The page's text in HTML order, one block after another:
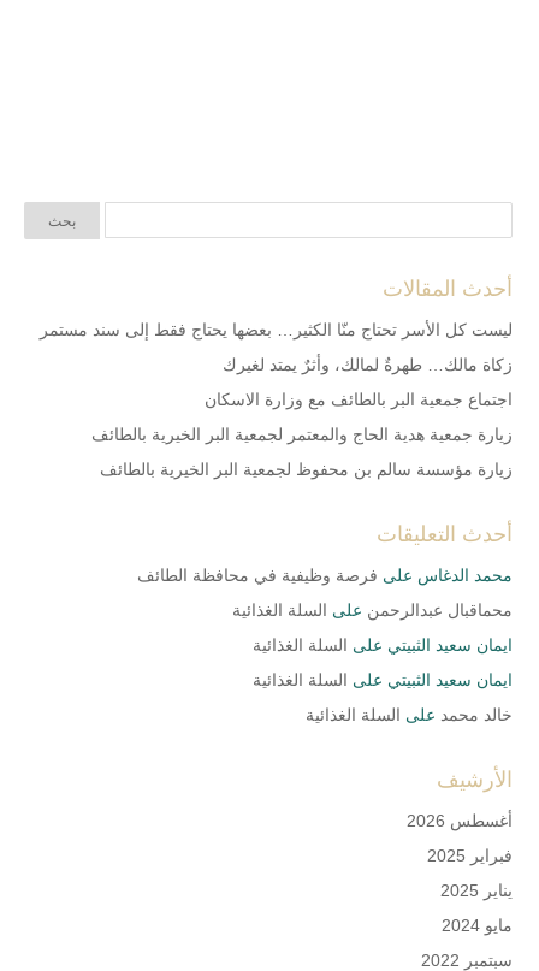
أحدث المقالات
ليست كل الأسر تحتاج منّا الكثير… بعضها يحتاج فقط إلى سند مستمر
زكاة مالك… طهرةٌ لمالك، وأثرٌ يمتد لغيرك
اجتماع جمعية البر بالطائف مع وزارة الاسكان
زيارة جمعية هدية الحاج والمعتمر لجمعية البر الخيرية بالطائف
زيارة مؤسسة سالم بن محفوظ لجمعية البر الخيرية بالطائف
أحدث التعليقات
محمد الدغاس على فرصة وظيفية في محافظة الطائف
محماقبال عبدالرحمن على ‏السلة الغذائية
ايمان سعيد الثبيتي على ‏السلة الغذائية
ايمان سعيد الثبيتي على ‏السلة الغذائية
خالد محمد على ‏السلة الغذائية
الأرشيف
أغسطس 2026
فبراير 2025
يناير 2025
مايو 2024
سبتمبر 2022